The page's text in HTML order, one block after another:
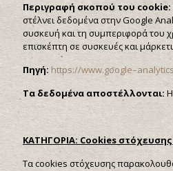
Περιγραφή σκοπού του cookie:
στέλνει δεδομένα στην Google
συσκευή και τη συμπεριφορά του
επισκέπτη σε συσκευές και
Πηγή: https://www.google–analytics
Τα δεδομένα αποστέλλονται:
ΚΑΤΗΓΟΡΙΑ: Cookies στόχευσης
Τα cookies στόχευσης